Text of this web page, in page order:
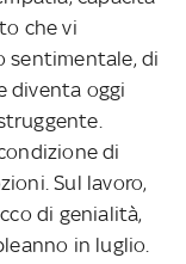
che vi
sentimentale, di
diventa oggi
di
Sul lavoro,
di genialità,
in luglio.